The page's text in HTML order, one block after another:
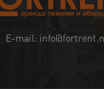
E-mail: